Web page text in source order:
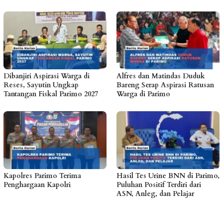
Dibanjiri Aspirasi Warga di
Reses, Sayutin Ungkap
Tantangan Fiskal Parimo 2027
Alfres dan Matindas Duduk
Bareng Serap Aspirasi Ratusan
Warga di Parimo
Kapolres Parimo Terima
Penghargaan Kapolri
Hasil Tes Urine BNN di Parimo,
Puluhan Positif Terdiri dari
ASN, Anleg, dan Pelajar